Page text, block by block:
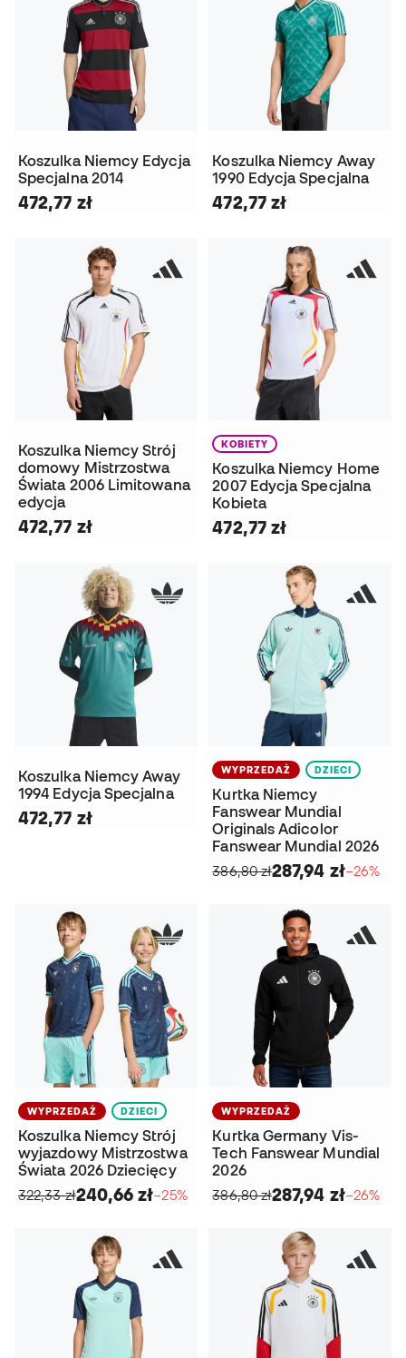
Koszulka Niemcy Edycja
Specjalna 2014
472,77 zł
Koszulka Niemcy Away
1990 Edycja Specjalna
472,77 zł
Koszulka Niemcy Strój
domowy Mistrzostwa
Świata 2006 Limitowana
edycja
472,77 zł
KOBIETY
Koszulka Niemcy Home
2007 Edycja Specjalna
Kobieta
472,77 zł
Koszulka Niemcy Away
1994 Edycja Specjalna
472,77 zł
WYPRZEDAŻ DZIECI
Kurtka Niemcy
Fanswear Mundial
Originals Adicolor
Fanswear Mundial 2026
386,80 zł287,94 zł−26%
WYPRZEDAŻ DZIECI
Koszulka Niemcy Strój
wyjazdowy Mistrzostwa
Świata 2026 Dziecięcy
322,33 zł240,66 zł−25%
WYPRZEDAŻ
Kurtka Germany Vis-
Tech Fanswear Mundial
2026
386,80 zł287,94 zł−26%